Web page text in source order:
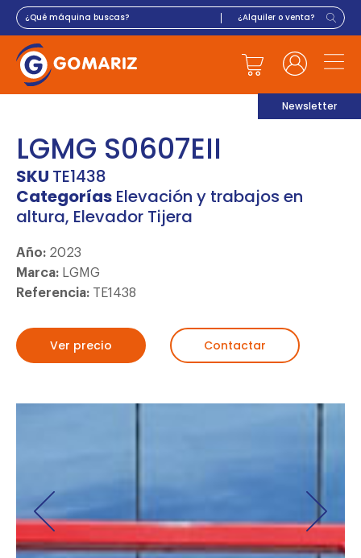
Newsletter
LGMG S0607EII
SKU TE1438
Categorías Elevación y trabajos en
altura, Elevador Tijera
Año: 2023
Marca: LGMG
Referencia: TE1438
Ver precio Contactar